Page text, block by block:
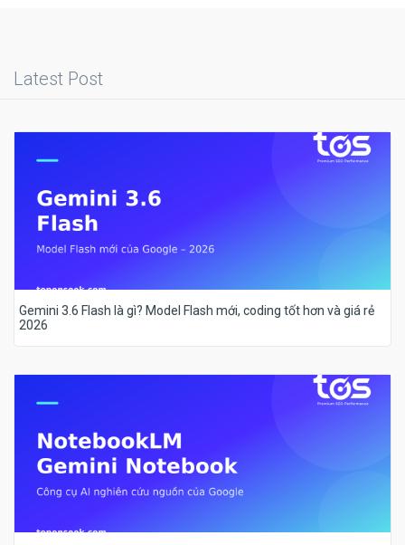
Latest Post
Gemini 3.6 Flash là gì? Model Flash mới, coding tốt hơn và giá rẻ
2026